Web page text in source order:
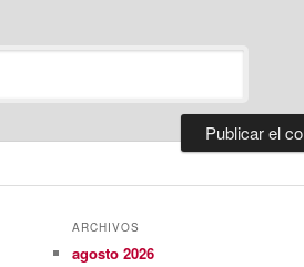
ARCHIVOS
agosto 2026